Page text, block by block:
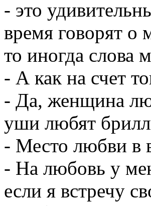
- это
время говорят о
то иногда слова
- А как на счет
- Да, женщина
уши любят
- Место любви в
- На любовь у
если я встречу